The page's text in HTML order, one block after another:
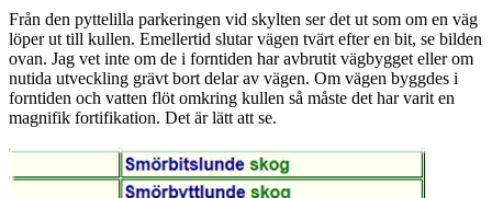
Från den pyttelilla parkeringen vid skylten ser det ut som om en väg
löper ut till kullen. Emellertid slutar vägen tvärt efter en bit, se bilden
ovan. Jag vet inte om de i forntiden har avbrutit vägbygget eller om
nutida utveckling grävt bort delar av vägen. Om vägen byggdes i
forntiden och vatten flöt omkring kullen så måste det har varit en
magnifik fortifikation. Det är lätt att se.